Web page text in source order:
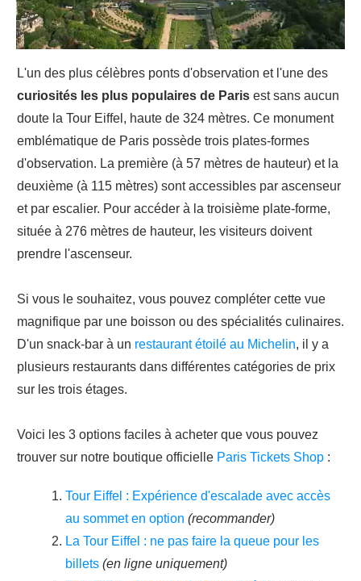
L'un des plus célèbres ponts d'observation et l'une des
curiosités les plus populaires de Paris est sans aucun
doute la Tour Eiffel, haute de 324 mètres. Ce monument
emblématique de Paris possède trois plates-formes
d'observation. La première (à 57 mètres de hauteur) et la
deuxième (à 115 mètres) sont accessibles par ascenseur
et par escalier. Pour accéder à la troisième plate-forme,
située à 276 mètres de hauteur, les visiteurs doivent
prendre l'ascenseur.
Si vous le souhaitez, vous pouvez compléter cette vue
magnifique par une boisson ou des spécialités culinaires.
D'un snack-bar à un restaurant étoilé au Michelin, il y a
plusieurs restaurants dans différentes catégories de prix
sur les trois étages.
Voici les 3 options faciles à acheter que vous pouvez
trouver sur notre boutique officielle Paris Tickets Shop :
Tour Eiffel : Expérience d'escalade avec accès
au sommet en option (recommander)
La Tour Eiffel : ne pas faire la queue pour les
billets (en ligne uniquement)